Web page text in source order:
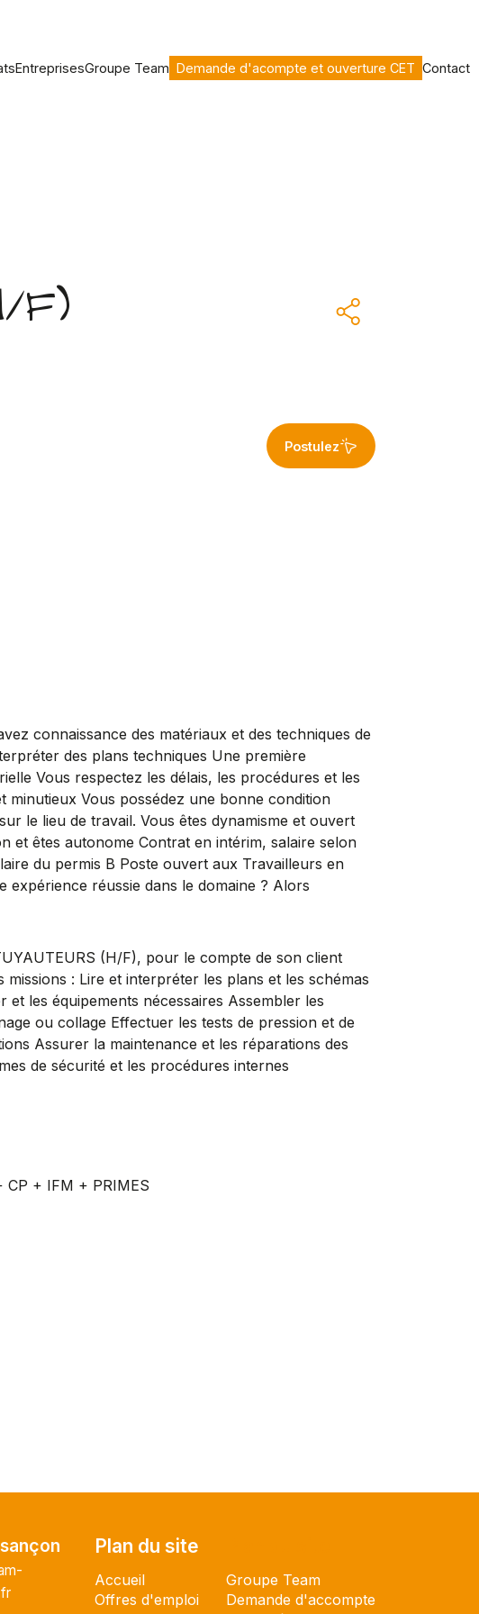
EntreprisesGroupe Team Demande d'acompte et ouverture CET Contact
F)
Postulez
connaissance des matériaux et des techniques de
des plans techniques Une première
Vous respectez les délais, les procédures et les
minutieux Vous possédez une bonne condition
le lieu de travail. Vous êtes dynamisme et ouvert
et êtes autonome Contrat en intérim, salaire selon
du permis B Poste ouvert aux Travailleurs en
expérience réussie dans le domaine ? Alors
(H/F), pour le compte de son client
: Lire et interpréter les plans et les schémas
les équipements nécessaires Assembler les
ou collage Effectuer les tests de pression et de
Assurer la maintenance et les réparations des
de sécurité et les procédures internes
CP + IFM + PRIMES
Plan du site
Accueil
Offres d'emploi
Groupe Team
Demande d'accompte